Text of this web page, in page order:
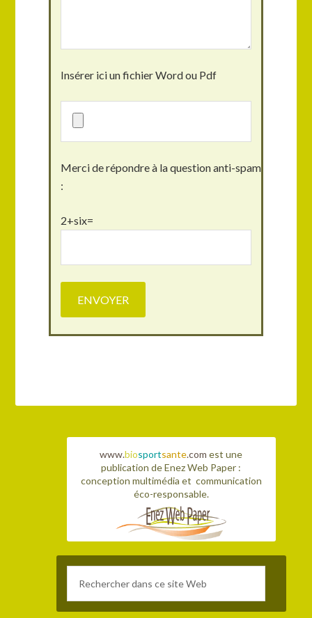
Insérer ici un fichier Word ou Pdf
Merci de répondre à la question anti-spam
:
2+six=
www.biosportsante.com est une
publication de Enez Web Paper :
conception multimédia et communication
éco-responsable.